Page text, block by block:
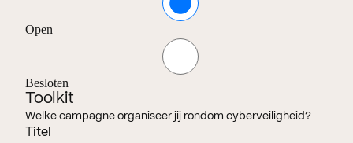
Open
Besloten
Toolkit
Welke campagne organiseer jij rondom cyberveiligheid?
Titel